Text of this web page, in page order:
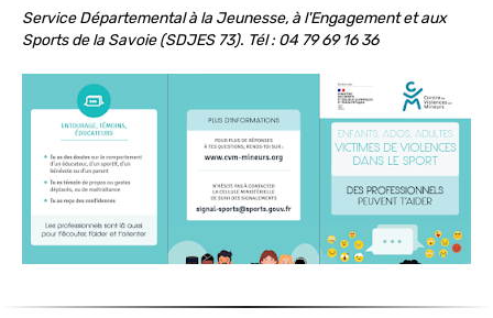
Service Départemental à la Jeunesse, à l'Engagement et aux
Sports de la Savoie (SDJES 73). Tél : 04 79 69 16 36